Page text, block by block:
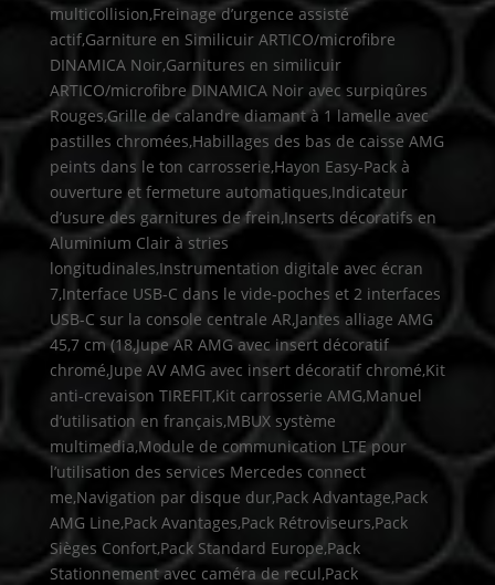
multicollision,Freinage d’urgence assisté
actif,Garniture en Similicuir ARTICO/microfibre
DINAMICA Noir,Garnitures en similicuir
ARTICO/microfibre DINAMICA Noir avec surpiqûres
Rouges,Grille de calandre diamant à 1 lamelle avec
pastilles chromées,Habillages des bas de caisse AMG
peints dans le ton carrosserie,Hayon Easy-Pack à
ouverture et fermeture automatiques,Indicateur
d’usure des garnitures de frein,Inserts décoratifs en
Aluminium Clair à stries
longitudinales,Instrumentation digitale avec écran
7,Interface USB-C dans le vide-poches et 2 interfaces
USB-C sur la console centrale AR,Jantes alliage AMG
45,7 cm (18,Jupe AR AMG avec insert décoratif
chromé,Jupe AV AMG avec insert décoratif chromé,Kit
anti-crevaison TIREFIT,Kit carrosserie AMG,Manuel
d’utilisation en français,MBUX système
multimedia,Module de communication LTE pour
l’utilisation des services Mercedes connect
me,Navigation par disque dur,Pack Advantage,Pack
AMG Line,Pack Avantages,Pack Rétroviseurs,Pack
Sièges Confort,Pack Standard Europe,Pack
Stationnement avec caméra de recul,Pack